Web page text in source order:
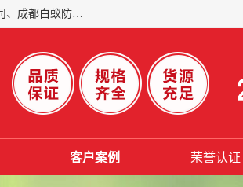
成都仁民有害生物防治服务有限公司是一家经营成都灭跳蚤公司、成都灭鼠公司、成都除虫公司、成都除四害公司、成都白蚁防治公司、成都杀虫公司等。业务覆盖：青白江、郫县、简阳、金堂、乐山、眉山、绵阳、彭州等区域。 由于我们的专业技术和服务态度得到了肯定、 目前公司已经与省内外的多个金 融企业、高端写字楼、星级酒 店、宾馆餐饮企业、学校、制造生产企业、物业小区建立了长期友好的合作关系。
客户案例 荣誉认证